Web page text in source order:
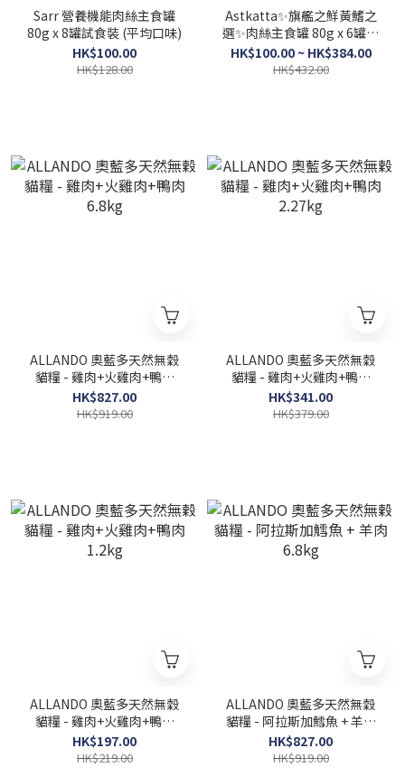
Sarr 營養機能肉絲主食罐
80g x 8罐試食裝 (平均口味)
HK$100.00
HK$128.00
Astkatta✨️旗艦之鮮黃鰭之
選✨肉絲主食罐 80g x 6罐試
食裝 (平均口味)
HK$100.00 ~ HK$384.00
HK$432.00
ALLANDO 奧藍多天然無穀
貓糧 - 雞肉+火雞肉+鴨肉
6.8kg
HK$827.00
HK$919.00
ALLANDO 奧藍多天然無穀
貓糧 - 雞肉+火雞肉+鴨肉
2.27kg
HK$341.00
HK$379.00
ALLANDO 奧藍多天然無穀
貓糧 - 雞肉+火雞肉+鴨肉
1.2kg
HK$197.00
HK$219.00
ALLANDO 奧藍多天然無穀
貓糧 - 阿拉斯加鱈魚 + 羊肉
6.8kg
HK$827.00
HK$919.00